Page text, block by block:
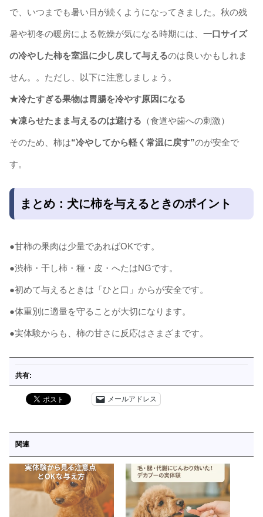
で、いつまでも暑い日が続くようになってきました。秋の残
暑や初冬の暖房による乾燥が気になる時期には、 一口サイズ
の冷やした柿を室温に少し戻して与えるのは良いかもしれま
せん。。ただし、以下に注意しましょう。
★冷たすぎる果物は胃腸を冷やす原因になる
★凍らせたまま与えるのは避ける （食道や歯への刺激）
そのため、柿は“冷やしてから軽く常温に戻す”のが安全で
す。
まとめ：犬に柿を与えるときのポイント
●甘柿の果肉は少量であればOKです。
●渋柿・干し柿・種・皮・へたはNGです。
●初めて与えるときは「ひと口」からが安全です。
●体重別に適量を守ることが大切になります。
●実体験からも、柿の甘さに反応はさまざまです。
共有:
メールアドレス
関連